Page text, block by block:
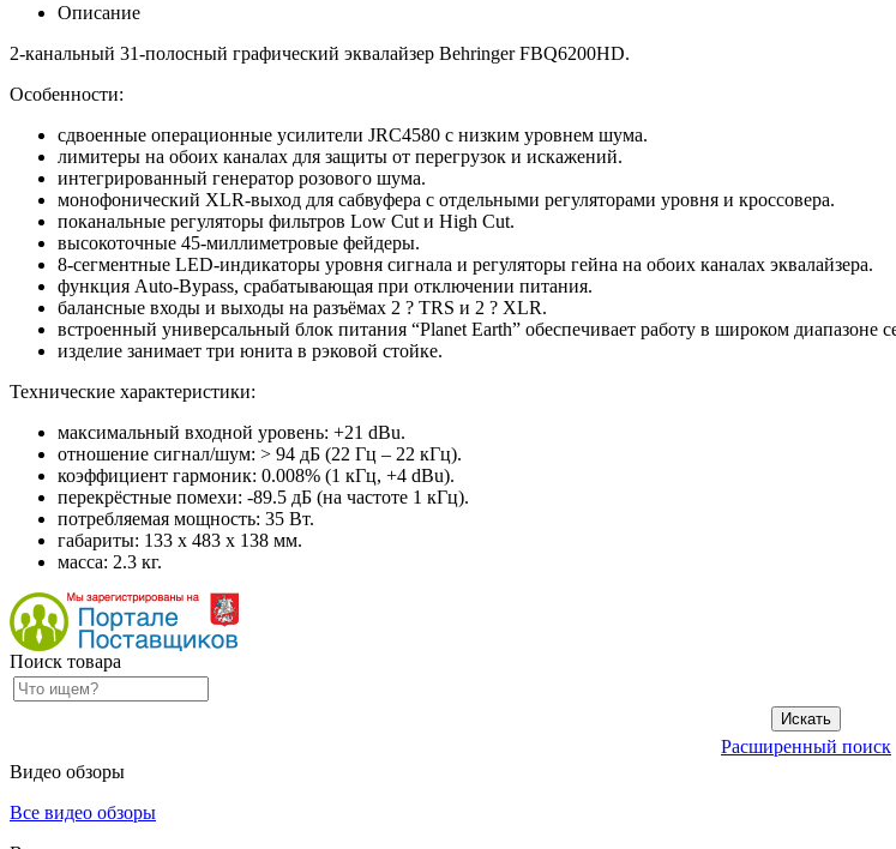
Описание
2-канальный 31-полосный графический эквалайзер Behringer FBQ6200HD.
Особенности:
сдвоенные операционные усилители JRC4580 с низким уровнем шума.
лимитеры на обоих каналах для защиты от перегрузок и искажений.
интегрированный генератор розового шума.
монофонический XLR-выход для сабвуфера с отдельными регуляторами уровня и кроссовера.
поканальные регуляторы фильтров Low Cut и High Cut.
высокоточные 45-миллиметровые фейдеры.
8-сегментные LED-индикаторы уровня сигнала и регуляторы гейна на обоих каналах эквалайзера.
функция Auto-Bypass, срабатывающая при отключении питания.
балансные входы и выходы на разъёмах 2 ? TRS и 2 ? XLR.
встроенный универсальный блок питания “Planet Earth” обеспечивает работу в широком диапазоне
изделие занимает три юнита в рэковой стойке.
Технические характеристики:
максимальный входной уровень: +21 dBu.
отношение сигнал/шум: > 94 дБ (22 Гц – 22 кГц).
коэффициент гармоник: 0.008% (1 кГц, +4 dBu).
перекрёстные помехи: -89.5 дБ (на частоте 1 кГц).
потребляемая мощность: 35 Вт.
габариты: 133 х 483 х 138 мм.
масса: 2.3 кг.
Поиск товара
Расширенный поиск
Видео обзоры
Все видео обзоры